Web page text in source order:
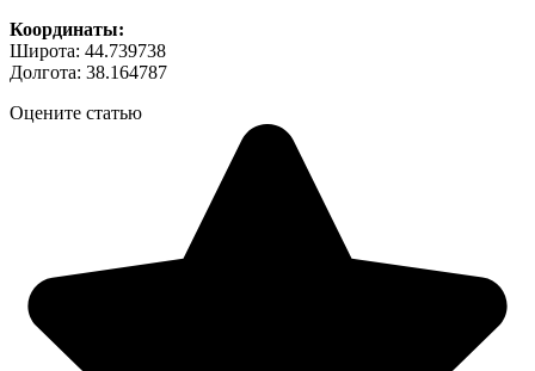
Координаты:
Широта: 44.739738
Долгота: 38.164787
Оцените статью